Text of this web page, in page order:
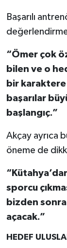
Başarılı
“Ömer çok
bilen ve o
bir
başarılar
başlangıç.”
Akçay ayrıca
öneme de
sporcu
bizden
açacak.”
HEDEF